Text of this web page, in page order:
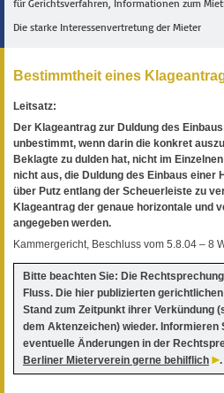
für Gerichtsverfahren, Informationen zum
Die starke Interessenvertretung der Mieter
Bestimmtheit eines
Leitsatz:
Der Klageantrag zur Duldung des
unbestimmt, wenn darin die konkret
Beklagte zu dulden hat, nicht im
nicht aus, die Duldung des Einbaus einer
über Putz entlang der Scheuerleiste zu
Klageantrag der genaue horizontale und
angegeben werden.
Kammergericht, Beschluss vom 5.8.04 – 8
Bitte beachten Sie: Die
Fluss. Die hier publizierten
Stand zum Zeitpunkt ihrer Verkündung
dem Aktenzeichen) wieder. Informieren
eventuelle Änderungen in der
Berliner Mieterverein gerne behilflich
.